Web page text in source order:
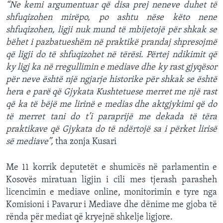
“Ne kemi argumentuar që disa prej neneve duhet të
shfuqizohen mirëpo, po ashtu nëse këto nene
shfuqizohen, ligji nuk mund të mbijetojë për shkak se
bëhet i pazbatueshëm në praktikë prandaj shpresojmë
që ligji do të shfuqizohet në tërësi. Përtej ndikimit që
ky ligj ka në rregullimin e mediave dhe ky rast gjyqësor
për neve është një ngjarje historike për shkak se është
hera e parë që Gjykata Kushtetuese merret me një rast
që ka të bëjë me lirinë e medias dhe aktgjykimi që do
të merret tani do t’i paraprijë me dekada të tëra
praktikave që Gjykata do të ndërtojë sa i përket lirisë
së mediave”, tha zonja Kusari
Me 11 korrik deputetët e shumicës në parlamentin e
Kosovës miratuan ligjin i cili mes tjerash parasheh
licencimin e mediave online, monitorimin e tyre nga
Komisioni i Pavarur i Mediave dhe dënime me gjoba të
rënda për mediat që kryejnë shkelje ligjore.